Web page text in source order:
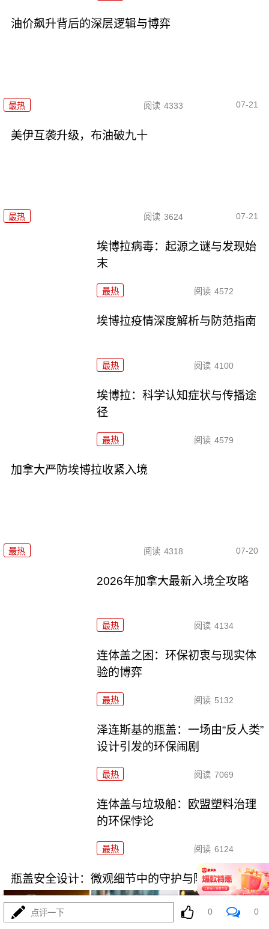
油价飙升背后的深层逻辑与博弈
最热 阅读 4333 07-21
美伊互袭升级，布油破九十
最热 阅读 3624 07-21
埃博拉病毒：起源之谜与发现始
末
最热 阅读 4572
埃博拉疫情深度解析与防范指南
最热 阅读 4100
埃博拉：科学认知症状与传播途
径
最热 阅读 4579
加拿大严防埃博拉收紧入境
最热 阅读 4318 07-20
2026年加拿大最新入境全攻略
最热 阅读 4134
连体盖之困：环保初衷与现实体
验的博弈
最热 阅读 5132
泽连斯基的瓶盖：一场由“反人类”
设计引发的环保闹剧
最热 阅读 7069
连体盖与垃圾船：欧盟塑料治理
的环保悖论
最热 阅读 6124
瓶盖安全设计：微观细节中的守护与防错
点评一下 0 0